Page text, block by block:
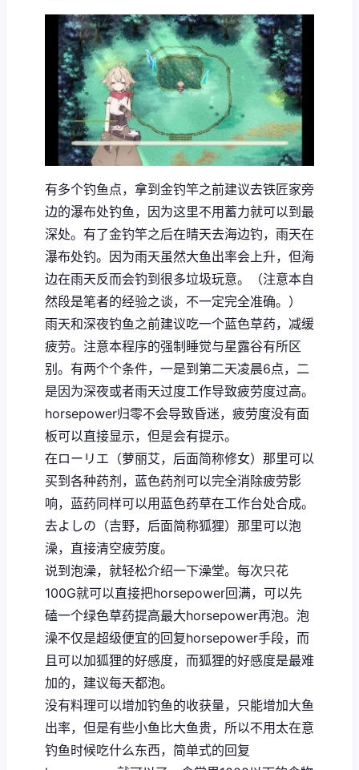
有多个钓鱼点，拿到金钓竿之前建议去铁匠家旁
边的瀑布处钓鱼，因为这里不用蓄力就可以到最
深处。有了金钓竿之后在晴天去海边钓，雨天在
瀑布处钓。因为雨天虽然大鱼出率会上升，但海
边在雨天反而会钓到很多垃圾玩意。（注意本自
然段是笔者的经验之谈，不一定完全准确。）
雨天和深夜钓鱼之前建议吃一个蓝色草药，减缓
疲劳。注意本程序的强制睡觉与星露谷有所区
别。有两个个条件，一是到第二天凌晨6点，二
是因为深夜或者雨天过度工作导致疲劳度过高。
horsepower归零不会导致昏迷，疲劳度没有面
板可以直接显示，但是会有提示。
在ローリエ（萝丽艾，后面简称修女）那里可以
买到各种药剂，蓝色药剂可以完全消除疲劳影
响，蓝药同样可以用蓝色药草在工作台处合成。
去よしの（吉野，后面简称狐狸）那里可以泡
澡，直接清空疲劳度。
说到泡澡，就轻松介绍一下澡堂。每次只花
100G就可以直接把horsepower回满，可以先
磕一个绿色草药提高最大horsepower再泡。泡
澡不仅是超级便宜的回复horsepower手段，而
且可以加狐狸的好感度，而狐狸的好感度是最难
加的，建议每天都泡。
没有料理可以增加钓鱼的收获量，只能增加大鱼
出率，但是有些小鱼比大鱼贵，所以不用太在意
钓鱼时候吃什么东西，简单式的回复